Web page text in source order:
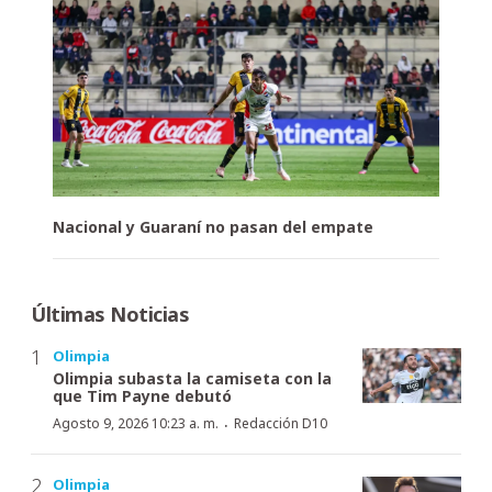
Nacional y Guaraní no pasan del empate
Últimas Noticias
Olimpia
Olimpia subasta la camiseta con la
que Tim Payne debutó
Agosto 9, 2026 10:23 a. m. · Redacción D10
Olimpia